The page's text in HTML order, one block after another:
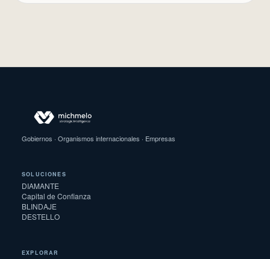
Gobiernos · Organismos internacionales · Empresas
SOLUCIONES
DIAMANTE
Capital de Confianza
BLINDAJE
DESTELLO
EXPLORAR